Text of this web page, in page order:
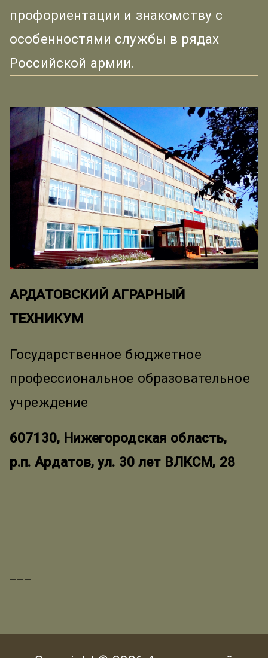
профориентации и знакомству с
особенностями службы в рядах
Российской армии.
АРДАТОВСКИЙ АГРАРНЫЙ
ТЕХНИКУМ
Государственное бюджетное
профессиональное образовательное
учреждение
607130, Нижегородская область,
р.п. Ардатов, ул. 30 лет ВЛКСМ, 28